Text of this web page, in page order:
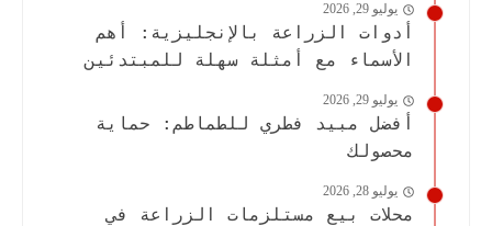
يوليو 29, 2026
أدوات الزراعة بالإنجليزية: أهم
الأسماء مع أمثلة سهلة للمبتدئين
يوليو 29, 2026
أفضل مبيد فطري للطماطم: حماية
محصولك
يوليو 28, 2026
محلات بيع مستلزمات الزراعة في